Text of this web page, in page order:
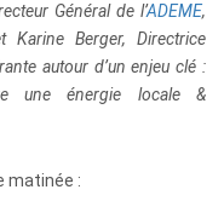
Général de l’ADEME,
Karine Berger, Directrice
autour d’un enjeu clé :
une énergie locale &
matinée :